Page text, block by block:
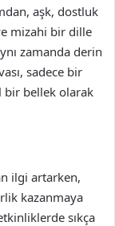
aşk, dostluk
mizahi bir dille
zamanda derin
sadece bir
bir bellek olarak
ilgi artarken,
kazanmaya
sıkça